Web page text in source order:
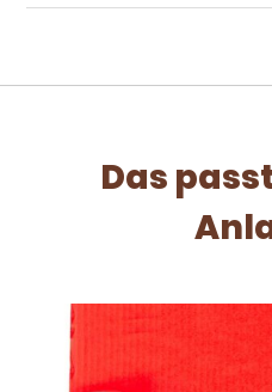
Das